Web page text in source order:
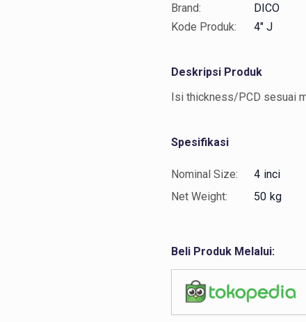
Brand:
DICO
Kode Produk:
4" J
Deskripsi Produk
Isi thickness/PCD sesuai
Spesifikasi
Nominal Size: 4 inci
Net Weight:
50 kg
Beli Produk Melalui: